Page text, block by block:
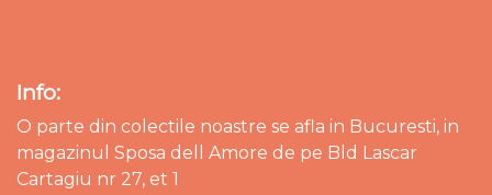
Info:
O parte din colectile noastre se afla in Bucuresti, in
magazinul Sposa dell Amore de pe Bld Lascar
Cartagiu nr 27, et 1